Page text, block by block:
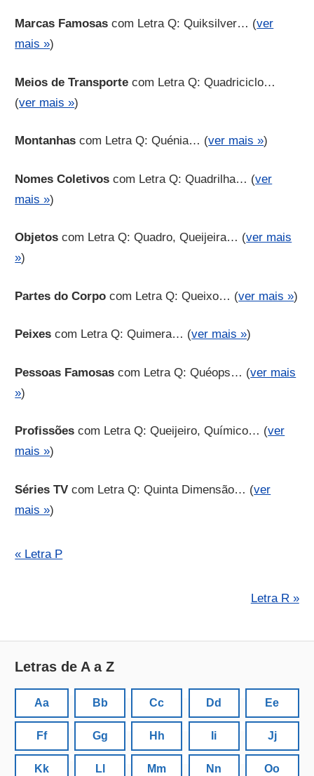
Marcas Famosas com Letra Q: Quiksilver… (ver
mais »)
Meios de Transporte com Letra Q: Quadriciclo…
(ver mais »)
Montanhas com Letra Q: Quénia… (ver mais »)
Nomes Coletivos com Letra Q: Quadrilha… (ver
mais »)
Objetos com Letra Q: Quadro, Queijeira… (ver mais
»)
Partes do Corpo com Letra Q: Queixo… (ver mais »)
Peixes com Letra Q: Quimera… (ver mais »)
Pessoas Famosas com Letra Q: Quéops… (ver mais
»)
Profissões com Letra Q: Queijeiro, Químico… (ver
mais »)
Séries TV com Letra Q: Quinta Dimensão… (ver
mais »)
« Letra P
Letra R »
Letras de A a Z
Aa Bb Cc Dd Ee
Ff Gg Hh Ii Jj
Kk Ll Mm Nn Oo